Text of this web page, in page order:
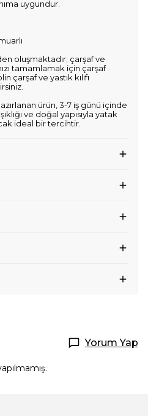
uygundur.
oluşmaktadır; çarşaf ve
tamamlamak için çarşaf
ve yastık kılıfı
ürün, 3-7 iş günü içinde
ve doğal yapısıyla yatak
ideal bir tercihtir.
Yorum Yap